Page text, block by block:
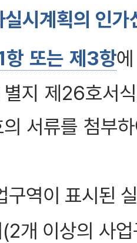
시계획의 인가
항 또는 제3항
별지 제26호서
서류를 첨부
구역이 표시된
개 이상의 사